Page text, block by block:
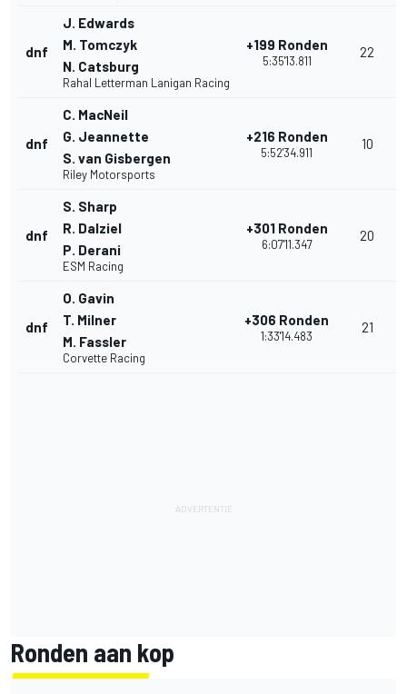
dnf
J. Edwards
M. Tomczyk
N. Catsburg
Rahal Letterman Lanigan Racing
+199 Ronden
5:35'13.811
22
dnf
C. MacNeil
G. Jeannette
S. van Gisbergen
Riley Motorsports
+216 Ronden
5:52'34.911
10
dnf
S. Sharp
R. Dalziel
P. Derani
ESM Racing
+301 Ronden
6:07'11.347
20
dnf
O. Gavin
T. Milner
M. Fassler
Corvette Racing
+306 Ronden
1:33'14.483
21
Ronden aan kop